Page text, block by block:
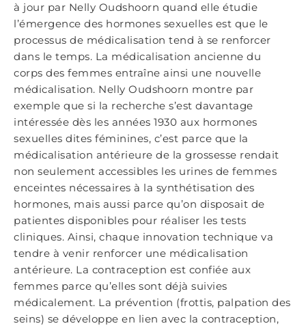
à jour par Nelly Oudshoorn quand elle étudie
l’émergence des hormones sexuelles est que le
processus de médicalisation tend à se renforcer
dans le temps. La médicalisation ancienne du
corps des femmes entraîne ainsi une nouvelle
médicalisation. Nelly Oudshoorn montre par
exemple que si la recherche s’est davantage
intéressée dès les années 1930 aux hormones
sexuelles dites féminines, c’est parce que la
médicalisation antérieure de la grossesse rendait
non seulement accessibles les urines de femmes
enceintes nécessaires à la synthétisation des
hormones, mais aussi parce qu’on disposait de
patientes disponibles pour réaliser les tests
cliniques. Ainsi, chaque innovation technique va
tendre à venir renforcer une médicalisation
antérieure. La contraception est confiée aux
femmes parce qu’elles sont déjà suivies
médicalement. La prévention (frottis, palpation des
seins) se développe en lien avec la contraception,